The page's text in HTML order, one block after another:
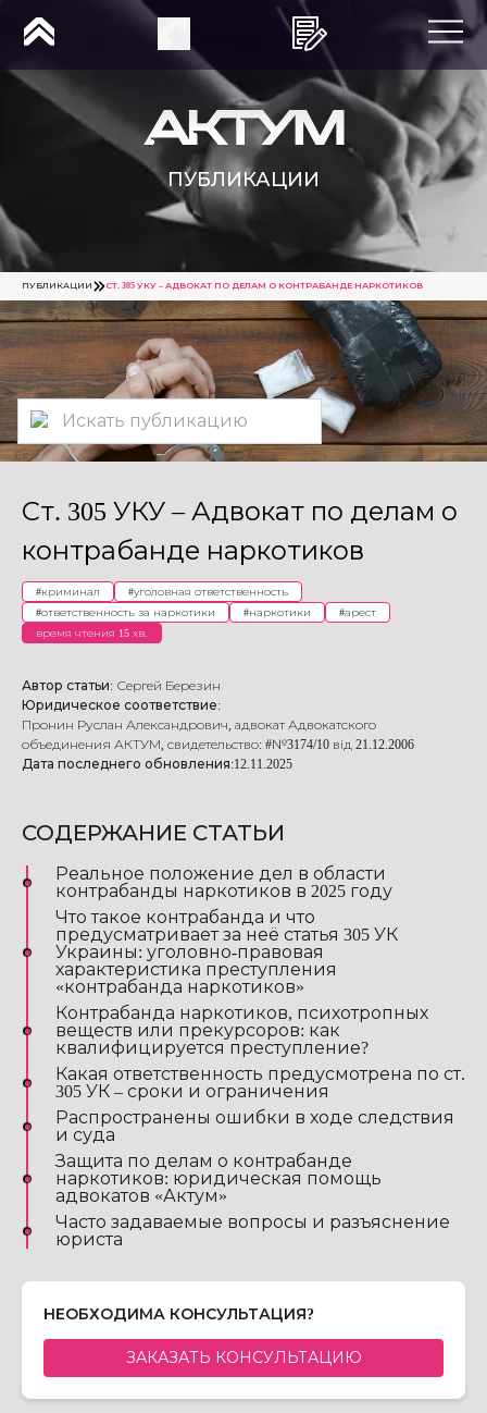
ПУБЛИКАЦИИ
ПУБЛИКАЦИИ СТ. 305 УКУ – АДВОКАТ ПО ДЕЛАМ О КОНТРАБАНДЕ НАРКОТИКОВ
Ст. 305 УКУ – Адвокат по делам о
контрабанде наркотиков
#криминал #уголовная ответственность
#ответственность за наркотики #наркотики #арест
время чтения 15 хв.
Автор статьи: Сергей Березин
Юридическое соответствие:
Пронин Руслан Александрович, адвокат Адвокатского
объединения АКТУМ, свидетельство: #№3174/10 від 21.12.2006
Дата последнего обновления:12.11.2025
СОДЕРЖАНИЕ СТАТЬИ
Реальное положение дел в области
контрабанды наркотиков в 2025 году
Что такое контрабанда и что
предусматривает за неё статья 305 УК
Украины: уголовно-правовая
характеристика преступления
«контрабанда наркотиков»
Контрабанда наркотиков, психотропных
веществ или прекурсоров: как
квалифицируется преступление?
Какая ответственность предусмотрена по ст.
305 УК – сроки и ограничения
Распространены ошибки в ходе следствия
и суда
Защита по делам о контрабанде
наркотиков: юридическая помощь
адвокатов «Актум»
Часто задаваемые вопросы и разъяснение
юриста
НЕОБХОДИМА КОНСУЛЬТАЦИЯ?
ЗАКАЗАТЬ КОНСУЛЬТАЦИЮ